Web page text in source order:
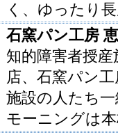
く、ゆったり
石窯パン工房
知的障害者授
店、石窯パン
施設の人たち
モーニングは